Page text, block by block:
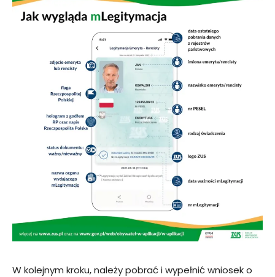
W kolejnym kroku, należy pobrać i wypełnić wniosek o